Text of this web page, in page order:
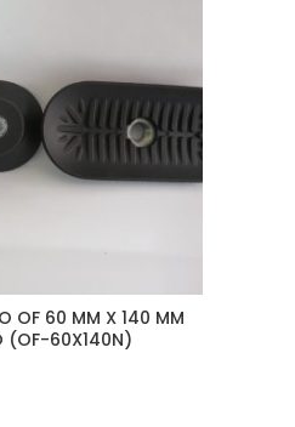
OF 60 MM X 140 MM
(OF-60X140N)